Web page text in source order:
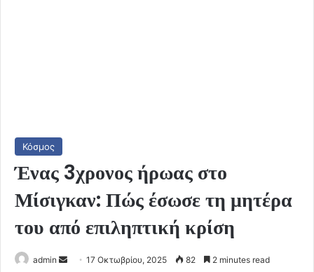
Κόσμος
Ένας 3χρονος ήρωας στο
Μίσιγκαν: Πώς έσωσε τη μητέρα
του από επιληπτική κρίση
admin
Send17 Οκτωβρίου, 2025 82 2 minutes read